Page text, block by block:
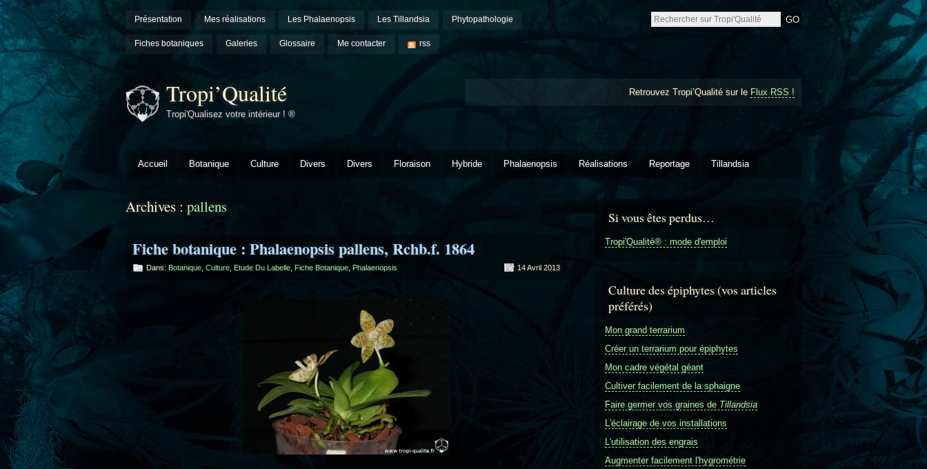
Présentation Mes réalisations Les Phalaenopsis Les Tillandsia Phytopathologie
Fiches botaniques Galeries Glossaire Me contacter rss
Tropi’Qualité
Tropi'Qualisez votre intérieur ! ®
Retrouvez Tropi’Qualité sur le Flux RSS !
Accueil Botanique Culture Divers Divers Floraison Hybride Phalaenopsis Réalisations Reportage Tillandsia
Archives : pallens
Fiche botanique : Phalaenopsis pallens, Rchb.f. 1864
Dans: Botanique Culture Etude Du Labelle Fiche Botanique Phalaenopsis 14 Avril 2013
Si vous êtes perdus…
Tropi'Qualité® : mode d'emploi
Culture des épiphytes (vos articles
préférés)
Mon grand terrarium
Créer un terrarium pour épiphytes
Mon cadre végétal géant
Cultiver facilement de la sphaigne
Faire germer vos graines de Tillandsia
L'éclairage de vos installations
L'utilisation des engrais
Augmenter facilement l'hygrométrie